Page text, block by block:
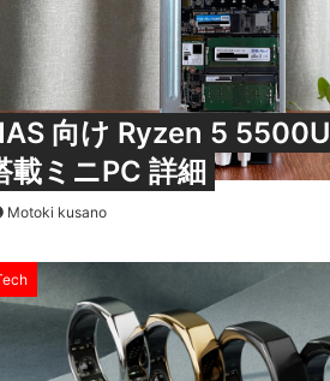
向け Ryzen 5 5500U
載ミニPC 詳細
Motoki kusano